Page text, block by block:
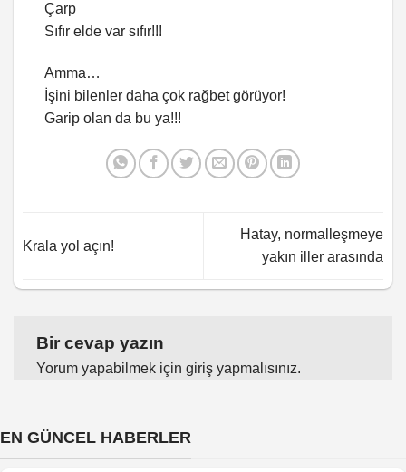
Çarp
Sıfır elde var sıfır!!!
Amma…
İşini bilenler daha çok rağbet görüyor!
Garip olan da bu ya!!!
Krala yol açın!
Hatay, normalleşmeye
yakın iller arasında
Bir cevap yazın
Yorum yapabilmek için giriş yapmalısınız.
EN GÜNCEL HABERLER